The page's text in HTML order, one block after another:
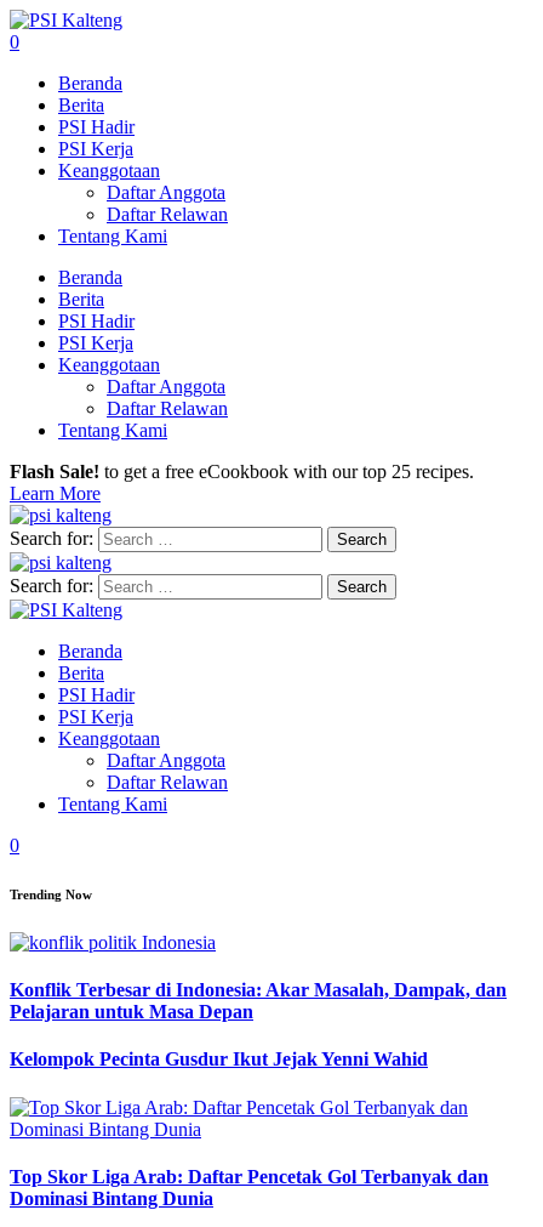
0
Beranda
Berita
PSI Hadir
PSI Kerja
Keanggotaan
Daftar Anggota
Daftar Relawan
Tentang Kami
Beranda
Berita
PSI Hadir
PSI Kerja
Keanggotaan
Daftar Anggota
Daftar Relawan
Tentang Kami
Flash Sale! to get a free eCookbook with our top 25 recipes.
Learn More
Search for:
Search for:
Beranda
Berita
PSI Hadir
PSI Kerja
Keanggotaan
Daftar Anggota
Daftar Relawan
Tentang Kami
0
Trending Now
Konflik Terbesar di Indonesia: Akar Masalah, Dampak, dan
Pelajaran untuk Masa Depan
Kelompok Pecinta Gusdur Ikut Jejak Yenni Wahid
Top Skor Liga Arab: Daftar Pencetak Gol Terbanyak dan
Dominasi Bintang Dunia